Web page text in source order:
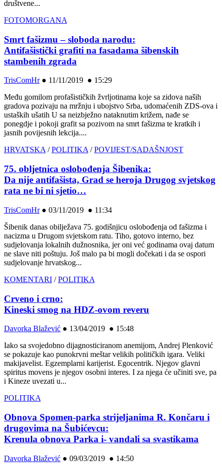
društvene...
FOTOMORGANA
Smrt fašizmu – sloboda narodu:
Antifašistički grafiti na fasadama šibenskih
stambenih zgrada
TrisComHr● 11/11/2019 ● 15:29
Među gomilom profašističkih žvrljotinama koje sa zidova naših
gradova pozivaju na mržnju i ubojstvo Srba, udomaćenih ZDS-ova i
ustaških ušatih U sa neizbježno nataknutim križem, nađe se
ponegdje i pokoji grafit sa pozivom na smrt fašizma te kratkih i
jasnih povijesnih lekcija....
HRVATSKA/POLITIKA/POVIJEST/SADAŠNJOST
75. obljetnica oslobođenja Šibenika:
Da nije antifašista, Grad se heroja Drugog svjetskog
rata ne bi ni sjetio…
TrisComHr● 03/11/2019 ● 11:34
Šibenik danas obilježava 75. godišnjicu oslobođenja od fašizma i
nacizma u Drugom svjetskom ratu. Tiho, gotovo interno, bez
sudjelovanja lokalnih dužnosnika, jer oni već godinama ovaj datum
ne slave niti poštuju. Još malo pa bi mogli dočekati i da se ospori
sudjelovanje hrvatskog...
KOMENTARI /POLITIKA
Crveno i crno:
Kineski smog na HDZ-ovom reveru
Davorka Blažević ● 13/04/2019 ● 15:48
Iako sa svojedobno dijagnosticiranom anemijom, Andrej Plenković
se pokazuje kao punokrvni meštar velikih političkih igara. Veliki
makijavelist. Egzemplarni karijerist. Egocentrik. Njegov glavni
spiritus movens je njegov osobni interes. I za njega će učiniti sve, pa
i Kineze uvezati u...
POLITIKA
Obnova Spomen-parka strijeljanima R. Končaru i
drugovima na Šubićevcu:
Krenula obnova Parka i- vandali sa svastikama
Davorka Blažević ● 09/03/2019 ● 14:50